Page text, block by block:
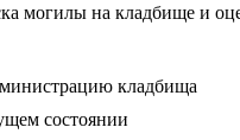
могилы на кладбище и
кладбища
состоянии